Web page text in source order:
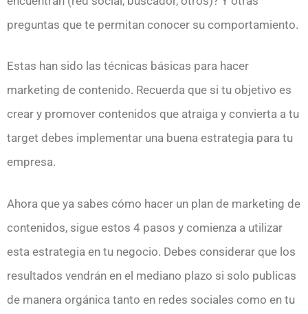
preguntas que te permitan conocer su comportamiento.
Estas han sido las técnicas básicas para hacer
marketing de contenido. Recuerda que si tu objetivo es
crear y promover contenidos que atraiga y convierta a tu
target debes implementar una buena estrategia para tu
empresa.
Ahora que ya sabes cómo hacer un plan de marketing de
contenidos, sigue estos 4 pasos y comienza a utilizar
esta estrategia en tu negocio. Debes considerar que los
resultados vendrán en el mediano plazo si solo publicas
de manera orgánica tanto en redes sociales como en tu